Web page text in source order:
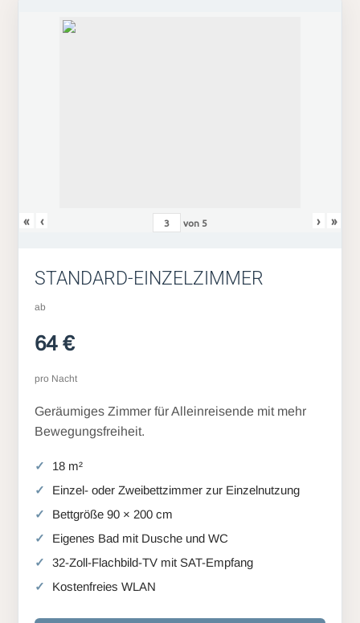
« ‹ von 5 › »
STANDARD-EINZELZIMMER
ab
64 €
pro Nacht
Geräumiges Zimmer für Alleinreisende mit mehr
Bewegungsfreiheit.
18 m²
Einzel- oder Zweibettzimmer zur Einzelnutzung
Bettgröße 90 × 200 cm
Eigenes Bad mit Dusche und WC
32-Zoll-Flachbild-TV mit SAT-Empfang
Kostenfreies WLAN